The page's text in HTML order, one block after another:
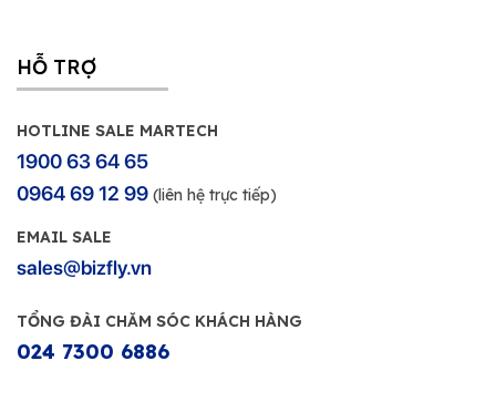
HỖ TRỢ
HOTLINE SALE MARTECH
1900 63 64 65
0964 69 12 99 (liên hệ trực tiếp)
EMAIL SALE
sales@bizfly.vn
TỔNG ĐÀI CHĂM SÓC KHÁCH HÀNG
024 7300 6886